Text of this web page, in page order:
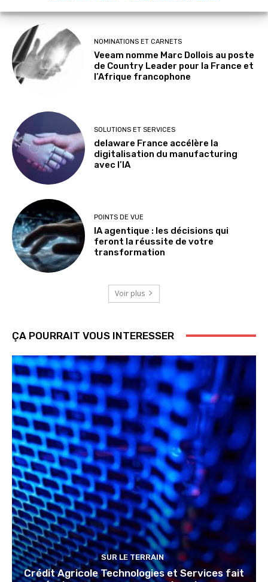
NOMINATIONS ET CARNETS
Veeam nomme Marc Dollois au poste
de Country Leader pour la France et
l’Afrique francophone
SOLUTIONS ET SERVICES
delaware France accélère la
digitalisation du manufacturing
avec l’IA
POINTS DE VUE
IA agentique : les décisions qui
feront la réussite de votre
transformation
Voir plus
ÇA POURRAIT VOUS INTERESSER
SUR LE TERRAIN
Crédit Agricole Technologies et Services fait